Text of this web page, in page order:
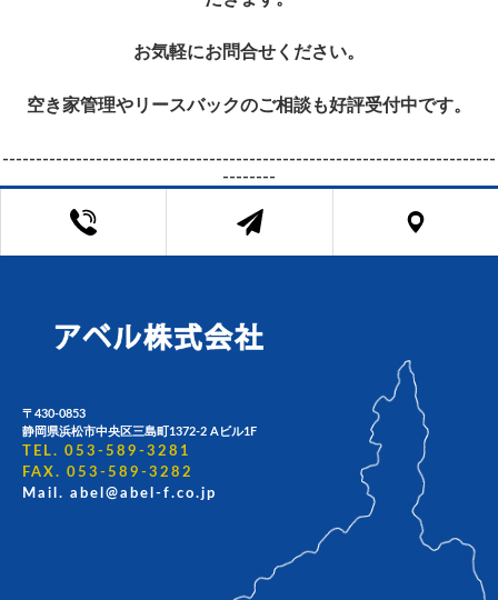
お気軽にお問合せください。
空き家管理やリースバックのご相談も好評受付中です。
--------------------------------------------------------------------------
--------
〒430-0853
静岡県浜松市中央区三島町1372-2 Aビル1F
TEL. 053-589-3281
FAX. 053-589-3282
Mail. abel@abel-f.co.jp